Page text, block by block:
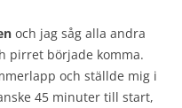
och jag såg alla andra
pirret började komma.
och ställde mig i
45 minuter till start,